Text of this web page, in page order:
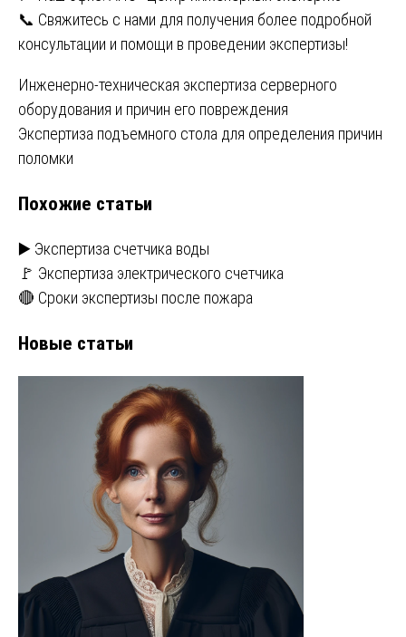
📞 Свяжитесь с нами для получения более подробной
консультации и помощи в проведении экспертизы!
Навигация
по
записям
Инженерно-техническая экспертиза серверного
оборудования и причин его повреждения
Экспертиза подъемного стола для определения причин
поломки
Похожие статьи
▶️ Экспертиза счетчика воды
🚩 Экспертиза электрического счетчика
🔴 Сроки экспертизы после пожара
Новые статьи